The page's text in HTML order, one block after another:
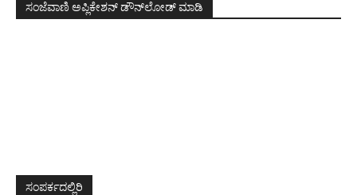
ಸಂಜೆವಾಣಿ ಅಪ್ಲಿಕೇಶನ್ ಡೌನ್‌ಲೋಡ್ ಮಾಡಿ
ಸಂಪರ್ಕದಲ್ಲಿರಿ